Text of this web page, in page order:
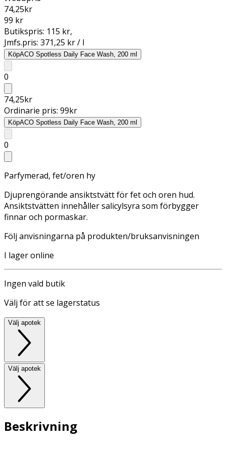
74,25kr
99 kr
Butikspris: 115 kr,
Jmfs.pris: 371,25 kr / l
KöpACO Spotless Daily Face Wash, 200 ml
0
74,25kr
Ordinarie pris: 99kr
KöpACO Spotless Daily Face Wash, 200 ml
0
Parfymerad, fet/oren hy
Djuprengörande ansiktstvätt för fet och oren hud.
Ansiktstvätten innehåller salicylsyra som förbygger
finnar och pormaskar.
Följ anvisningarna på produkten/bruksanvisningen
I lager online
Ingen vald butik
Välj för att se lagerstatus
Välj apotek
Välj apotek
Beskrivning